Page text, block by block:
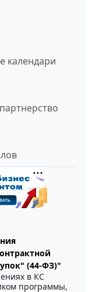
календари
(44-ФЗ)"
в КС
программы,